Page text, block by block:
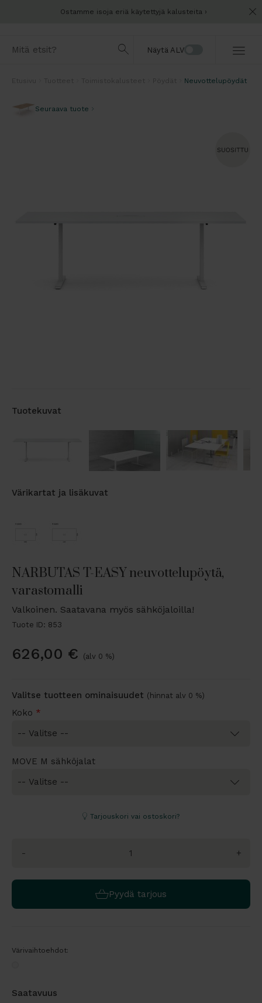
Ostamme isoja eriä käytettyjä kalusteita
Näytä ALV
Neuvottelupöydät
Seuraava tuote
Tuotekuvat
Värikartat ja lisäkuvat
NARBUTAS T-EASY neuvottelupöytä,
varastomalli
Valkoinen. Saatavana myös sähköjaloilla!
Tuote ID: 853
626,00 € (alv 0 %)
Valitse tuotteen ominaisuudet (hinnat alv 0 %)
Koko *
MOVE M sähköjalat
Tarjouskori vai ostoskori?
- +
Pyydä tarjous
Värivaihtoehdot:
Saatavuus